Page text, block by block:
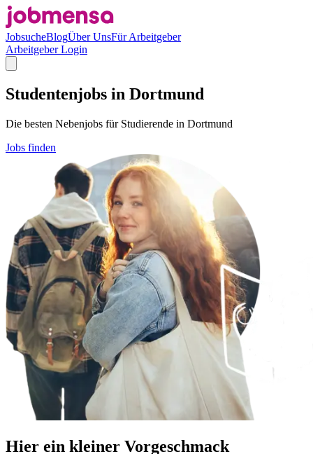
JobsucheBlogÜber UnsFür Arbeitgeber
Arbeitgeber Login
Studentenjobs in Dortmund
Die besten Nebenjobs für Studierende in Dortmund
Jobs finden
Hier ein kleiner Vorgeschmack